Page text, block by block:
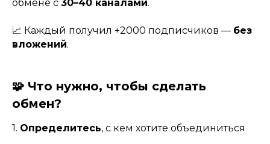
обмене с 30–40 каналами.
📈 Каждый получил +2000 подписчиков — без
вложений.
🧩 Что нужно, чтобы сделать
обмен?
1. Определитесь, с кем хотите объединиться